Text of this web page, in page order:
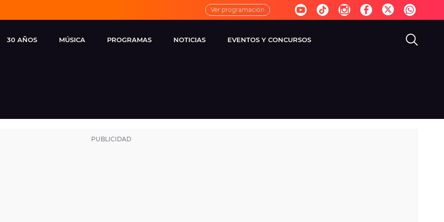
Ver programación
30 AÑOS MÚSICA
FM
PROGRAMAS
VIRALES
NOTICIAS EVENTOS Y CONCURSOS